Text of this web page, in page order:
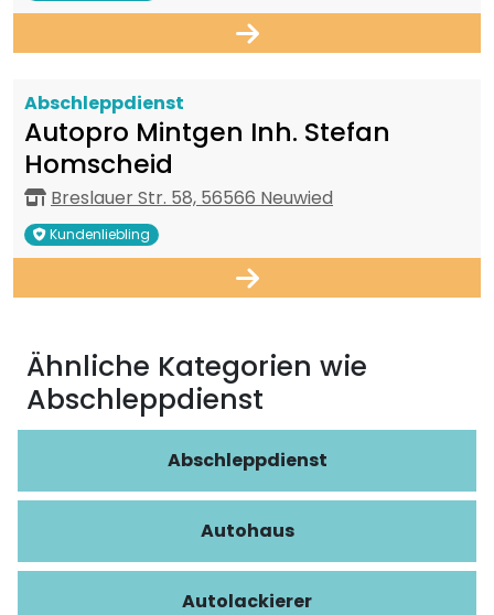
Abschleppdienst
Autopro Mintgen Inh. Stefan
Homscheid
Breslauer Str. 58, 56566 Neuwied
Kundenliebling
Ähnliche Kategorien wie
Abschleppdienst
Abschleppdienst
Autohaus
Autolackierer